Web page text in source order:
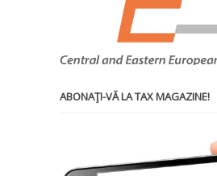
ABONAŢI-VĂ LA TAX MAGAZINE!